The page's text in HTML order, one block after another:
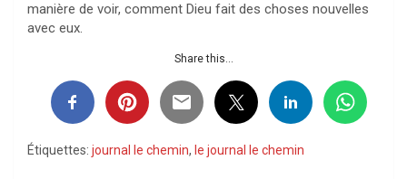
manière de voir, comment Dieu fait des choses nouvelles
avec eux.
Share this...
Étiquettes: journal le chemin, le journal le chemin